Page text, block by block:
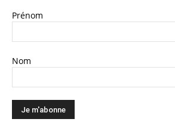
Prénom
Nom